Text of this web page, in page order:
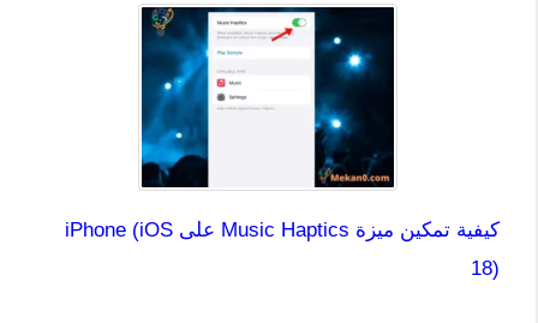
كيفية تمكين ميزة Music Haptics على iPhone (iOS
18)